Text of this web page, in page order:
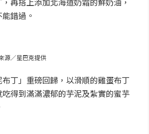
錯過。
源／星巴克提供
丁」重磅回歸，以滑順的雞蛋布丁
得到滿滿濃郁的芋泥及紮實的蜜芋